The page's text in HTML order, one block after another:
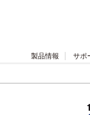
製品情報 サポ